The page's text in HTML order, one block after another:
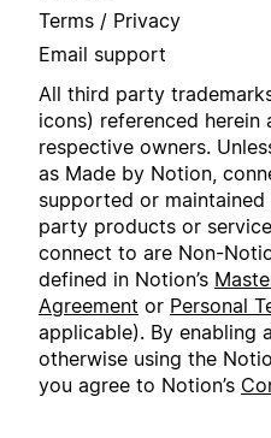
Terms / Privacy
Email support
All third party
icons) referenced
respective owners.
as Made by Notion,
supported or
party products or
connect to are Non-
defined in Notion’s
Agreement or Personal
applicable). By enabling
otherwise using the
you agree to Notion’s